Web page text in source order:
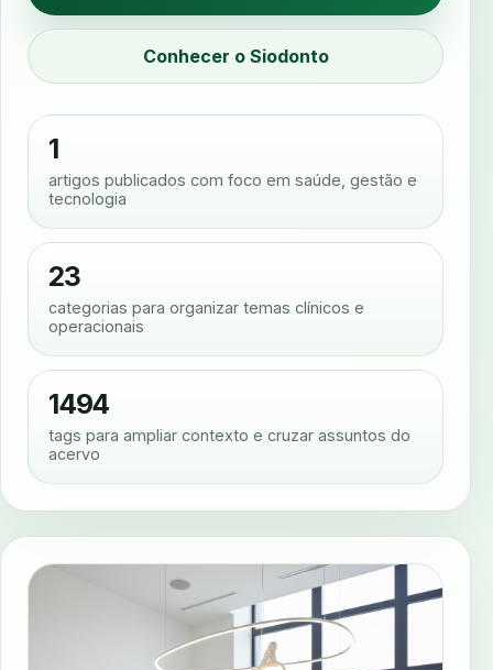
Conhecer o Siodonto
1
artigos publicados com foco em saúde, gestão e
tecnologia
23
categorias para organizar temas clínicos e
operacionais
1494
tags para ampliar contexto e cruzar assuntos do
acervo